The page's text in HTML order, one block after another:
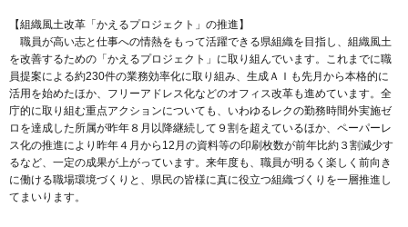
【組織風土改革「かえるプロジェクト」の推進】
職員が高い志と仕事への情熱をもって活躍できる県組織を目指し、組織風土
を改善するための「かえるプロジェクト」に取り組んでいます。これまでに職
員提案による約230件の業務効率化に取り組み、生成ＡＩも先月から本格的に
活用を始めたほか、フリーアドレス化などのオフィス改革も進めています。全
庁的に取り組む重点アクションについても、いわゆるレクの勤務時間外実施ゼ
ロを達成した所属が昨年８月以降継続して９割を超えているほか、ペーパーレ
ス化の推進により昨年４月から12月の資料等の印刷枚数が前年比約３割減少す
るなど、一定の成果が上がっています。来年度も、職員が明るく楽しく前向き
に働ける職場環境づくりと、県民の皆様に真に役立つ組織づくりを一層推進し
てまいります。